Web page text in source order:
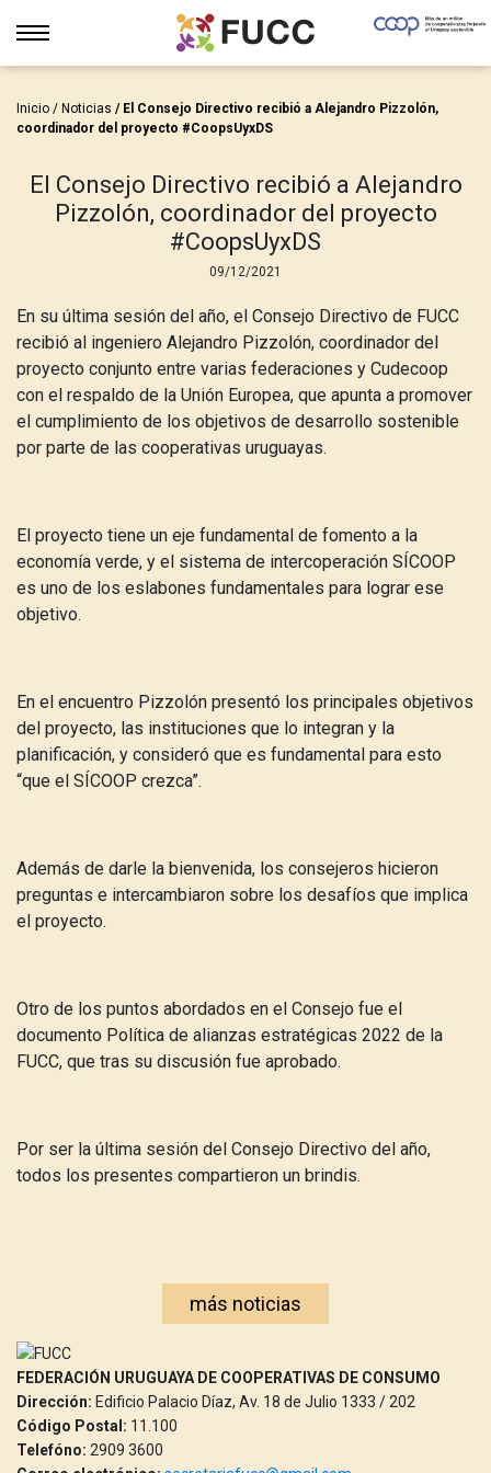
Inicio / Noticias / El Consejo Directivo recibió a Alejandro Pizzolón,
coordinador del proyecto #CoopsUyxDS
El Consejo Directivo recibió a Alejandro
Pizzolón, coordinador del proyecto
#CoopsUyxDS
09/12/2021
En su última sesión del año, el Consejo Directivo de FUCC
recibió al ingeniero Alejandro Pizzolón, coordinador del
proyecto conjunto entre varias federaciones y Cudecoop
con el respaldo de la Unión Europea, que apunta a promover
el cumplimiento de los objetivos de desarrollo sostenible
por parte de las cooperativas uruguayas.
El proyecto tiene un eje fundamental de fomento a la
economía verde, y el sistema de intercoperación SÍCOOP
es uno de los eslabones fundamentales para lograr ese
objetivo.
En el encuentro Pizzolón presentó los principales objetivos
del proyecto, las instituciones que lo integran y la
planificación, y consideró que es fundamental para esto
“que el SÍCOOP crezca”.
Además de darle la bienvenida, los consejeros hicieron
preguntas e intercambiaron sobre los desafíos que implica
el proyecto.
Otro de los puntos abordados en el Consejo fue el
documento Política de alianzas estratégicas 2022 de la
FUCC, que tras su discusión fue aprobado.
Por ser la última sesión del Consejo Directivo del año,
todos los presentes compartieron un brindis.
más noticias
FEDERACIÓN URUGUAYA DE COOPERATIVAS DE CONSUMO
Dirección: Edificio Palacio Díaz, Av. 18 de Julio 1333 / 202
Código Postal: 11.100
Telefóno: 2909 3600